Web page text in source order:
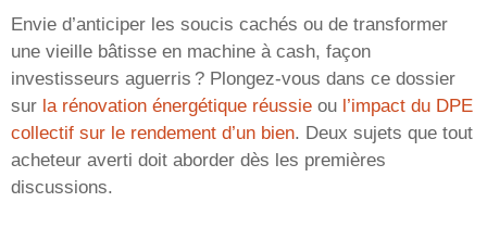
Envie d’anticiper les soucis cachés ou de transformer
une vieille bâtisse en machine à cash, façon
investisseurs aguerris ? Plongez-vous dans ce dossier
sur la rénovation énergétique réussie ou l’impact du DPE
collectif sur le rendement d’un bien. Deux sujets que tout
acheteur averti doit aborder dès les premières
discussions.